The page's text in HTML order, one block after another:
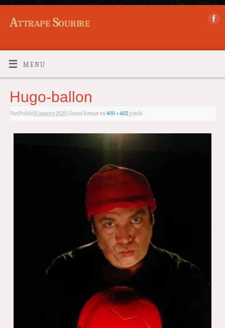
Attrape Sourire
MENU
Hugo-ballon
Par| Publié15 janvier 2020| Grand format en400 × 602pixels